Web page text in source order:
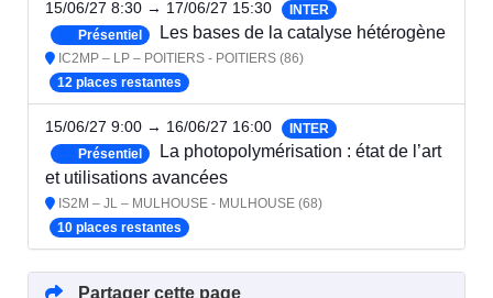
15/06/27 8:30 → 17/06/27 15:30
INTER
Présentiel
Les bases de la catalyse hétérogène
IC2MP – LP – POITIERS - POITIERS (86)
12 places restantes
15/06/27 9:00 → 16/06/27 16:00
INTER
Présentiel
La photopolymérisation : état de l’art
et utilisations avancées
IS2M – JL – MULHOUSE - MULHOUSE (68)
10 places restantes
Partager cette page